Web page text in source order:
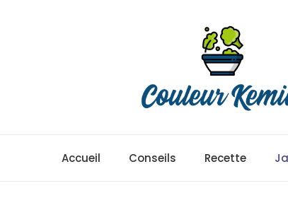
Accueil Conseils Recette